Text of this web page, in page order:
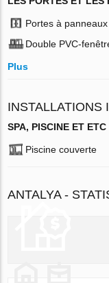
Portes à
Double PVC-
Plus
INSTALLATIONS
SPA, PISCINE ET ETC
Piscine couverte
ANTALYA -